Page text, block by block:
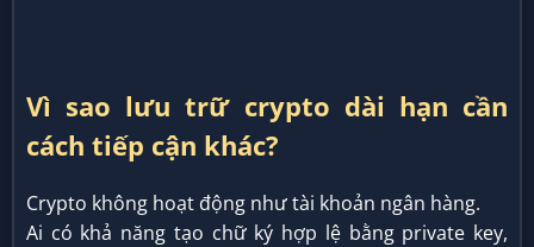
Vì sao lưu trữ crypto dài hạn cần
cách tiếp cận khác?
Crypto không hoạt động như tài khoản ngân hàng.
Ai có khả năng tạo chữ ký hợp lệ bằng private key,